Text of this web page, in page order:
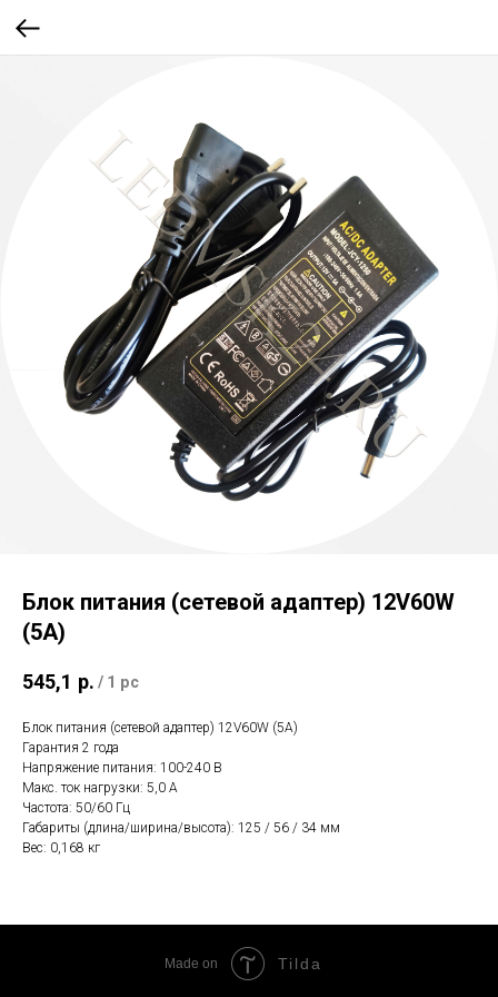
Блок питания (сетевой адаптер) 12V60W
(5А)
545,1 р. / 1 pc
Блок питания (сетевой адаптер) 12V60W (5А)
Гарантия 2 года
Напряжение питания: 100-240 В
Макс. ток нагрузки: 5,0 А
Частота: 50/60 Гц
Габариты (длина/ширина/высота): 125 / 56 / 34 мм
Вес: 0,168 кг
Made on Tilda